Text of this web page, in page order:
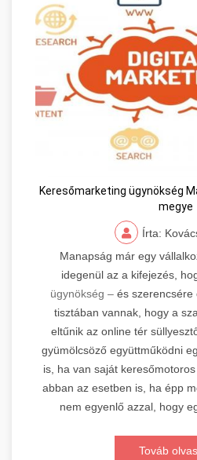
Keresőmarketing ügynökség
megye
Írta:
Manapság már egy
idegenül az a kifejezés,
ügynökség –és szerencsére
tisztában vannak, hogy a
eltűnik az online tér
gyümölcsöző együttműködni
is, ha van saját
abban az esetben is, ha épp
nem egyenlő azzal, hogy
Továb